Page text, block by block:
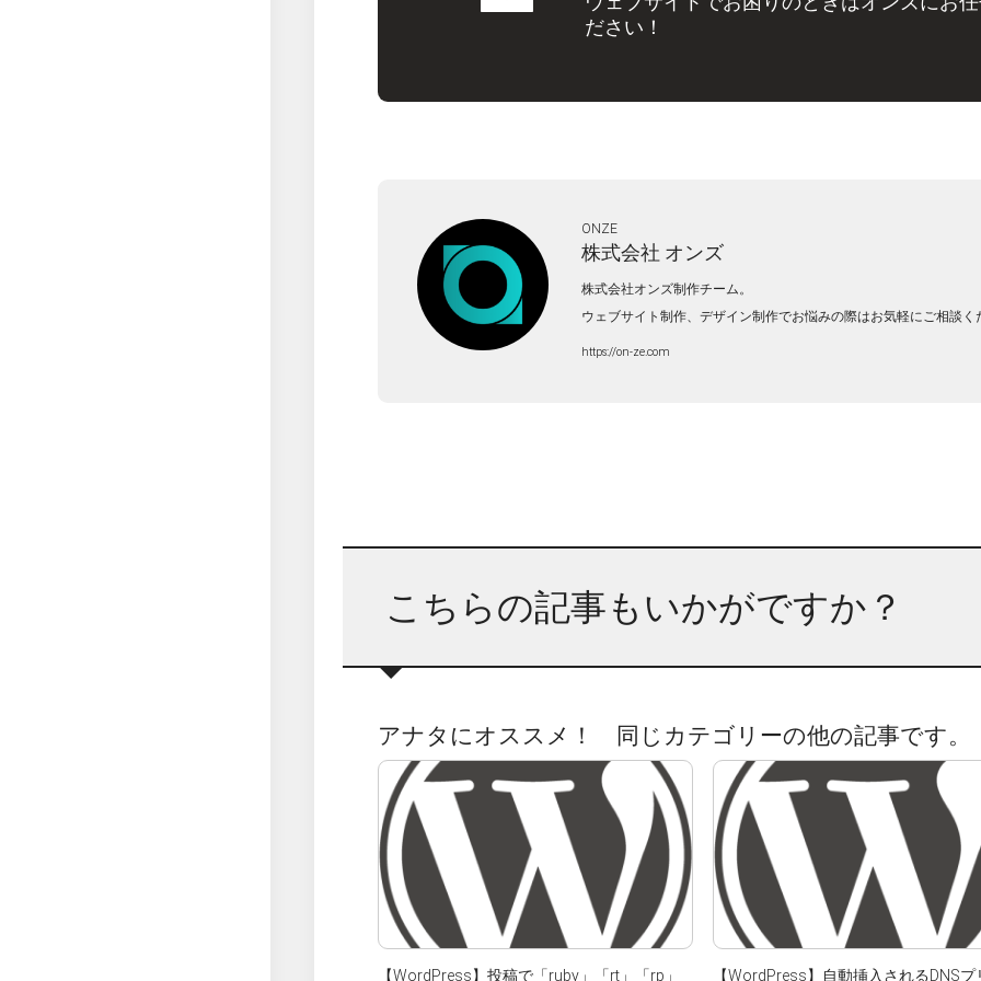
ださい！
ONZE
株式会社 オンズ
株式会社オンズ制作チーム。
ウェブサイト制作、デザイン制作でお悩みの際はお気軽にご相談く
https://on-ze.com
こちらの記事もいかがですか？
アナタにオススメ！ 同じカテゴリーの他の記事です。
【WordPress】投稿で「ruby」「rt」「rp」 【WordPress】自動挿入されるDNSプ